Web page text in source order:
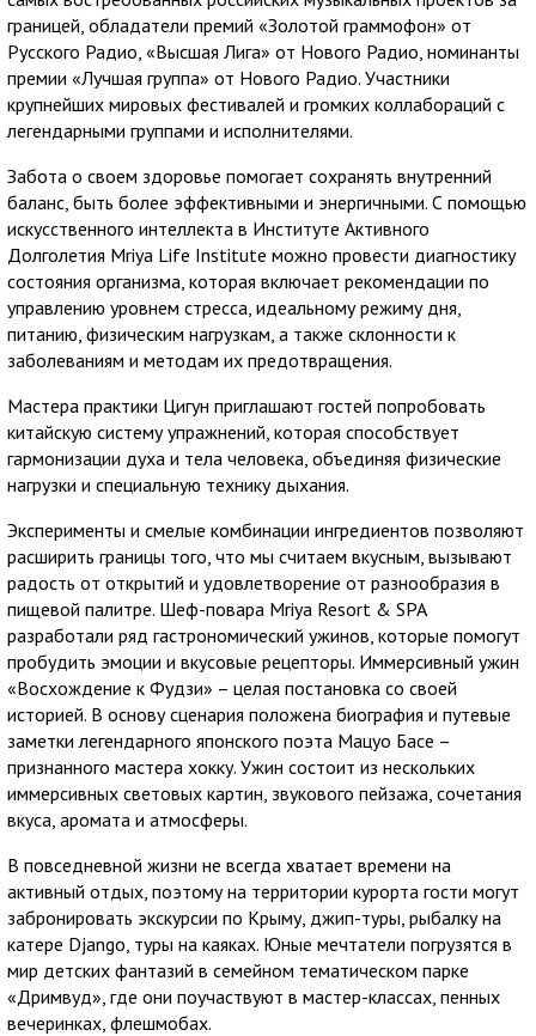
границей, обладатели премий «Золотой граммофон» от
Русского Радио, «Высшая Лига» от Нового Радио, номинанты
премии «Лучшая группа» от Нового Радио. Участники
крупнейших мировых фестивалей и громких коллабораций с
легендарными группами и исполнителями.
Забота о своем здоровье помогает сохранять внутренний
баланс, быть более эффективными и энергичными. С помощью
искусственного интеллекта в Институте Активного
Долголетия Mriya Life Institute можно провести диагностику
состояния организма, которая включает рекомендации по
управлению уровнем стресса, идеальному режиму дня,
питанию, физическим нагрузкам, а также склонности к
заболеваниям и методам их предотвращения.
Мастера практики Цигун приглашают гостей попробовать
китайскую систему упражнений, которая способствует
гармонизации духа и тела человека, объединяя физические
нагрузки и специальную технику дыхания.
Эксперименты и смелые комбинации ингредиентов позволяют
расширить границы того, что мы считаем вкусным, вызывают
радость от открытий и удовлетворение от разнообразия в
пищевой палитре. Шеф-повара Mriya Resort & SPA
разработали ряд гастрономический ужинов, которые помогут
пробудить эмоции и вкусовые рецепторы. Иммерсивный ужин
«Восхождение к Фудзи» – целая постановка со своей
историей. В основу сценария положена биография и путевые
заметки легендарного японского поэта Мацуо Басе –
признанного мастера хокку. Ужин состоит из нескольких
иммерсивных световых картин, звукового пейзажа, сочетания
вкуса, аромата и атмосферы.
В повседневной жизни не всегда хватает времени на
активный отдых, поэтому на территории курорта гости могут
забронировать экскурсии по Крыму, джип-туры, рыбалку на
катере Django, туры на каяках. Юные мечтатели погрузятся в
мир детских фантазий в семейном тематическом парке
«Дримвуд», где они поучаствуют в мастер-классах, пенных
вечеринках, флешмобах.